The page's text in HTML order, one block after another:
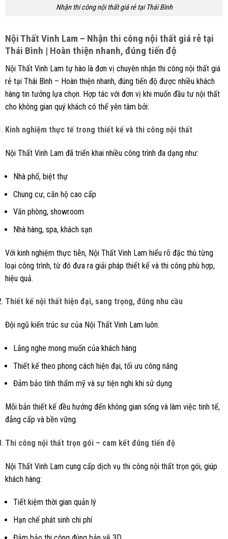
Nhận thi công nội thất giá rẻ tại Thái Bình
Nội Thất Vinh Lam – Nhận thi công nội thất giá rẻ tại
Thái Bình | Hoàn thiện nhanh, đúng tiến độ
Nội Thất Vinh Lam tự hào là đơn vị chuyên nhận thi công nội thất giá
rẻ tại Thái Bình – Hoàn thiện nhanh, đúng tiến độ được nhiều khách
hàng tin tưởng lựa chọn. Hợp tác với đơn vị khi muốn đầu tư nội thất
cho không gian quý khách có thể yên tâm bởi:
Kinh nghiệm thực tế trong thiết kế và thi công nội thất
Nội Thất Vinh Lam đã triển khai nhiều công trình đa dạng như:
Nhà phố, biệt thự
Chung cư, căn hộ cao cấp
Văn phòng, showroom
Nhà hàng, spa, khách sạn
Với kinh nghiệm thực tiễn, Nội Thất Vinh Lam hiểu rõ đặc thù từng
loại công trình, từ đó đưa ra giải pháp thiết kế và thi công phù hợp,
hiệu quả.
Thiết kế nội thất hiện đại, sang trọng, đúng nhu cầu
Đội ngũ kiến trúc sư của Nội Thất Vinh Lam luôn:
Lắng nghe mong muốn của khách hàng
Thiết kế theo phong cách hiện đại, tối ưu công năng
Đảm bảo tính thẩm mỹ và sự tiện nghi khi sử dụng
Mỗi bản thiết kế đều hướng đến không gian sống và làm việc tinh tế,
đẳng cấp và bền vững.
Thi công nội thất trọn gói – cam kết đúng tiến độ
Nội Thất Vinh Lam cung cấp dịch vụ thi công nội thất trọn gói, giúp
khách hàng:
Tiết kiệm thời gian quản lý
Hạn chế phát sinh chi phí